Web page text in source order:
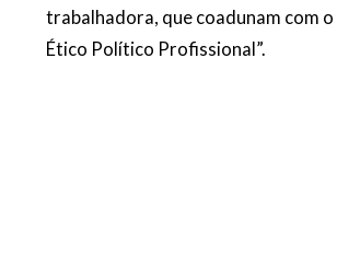
trabalhadora, que coadunam com
Ético Político Profissional ”.